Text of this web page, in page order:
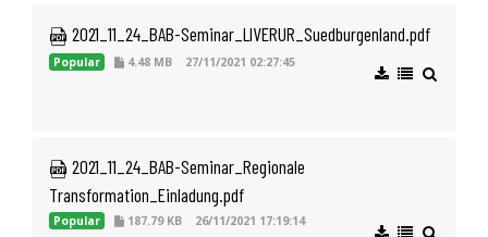
2021_11_24_BAB-Seminar_LIVERUR_Suedburgenland.pdf
Popular 4.48 MB 27/11/2021 02:27:45
2021_11_24_BAB-Seminar_Regionale
Transformation_Einladung.pdf
Popular 187.79 KB 26/11/2021 17:19:14